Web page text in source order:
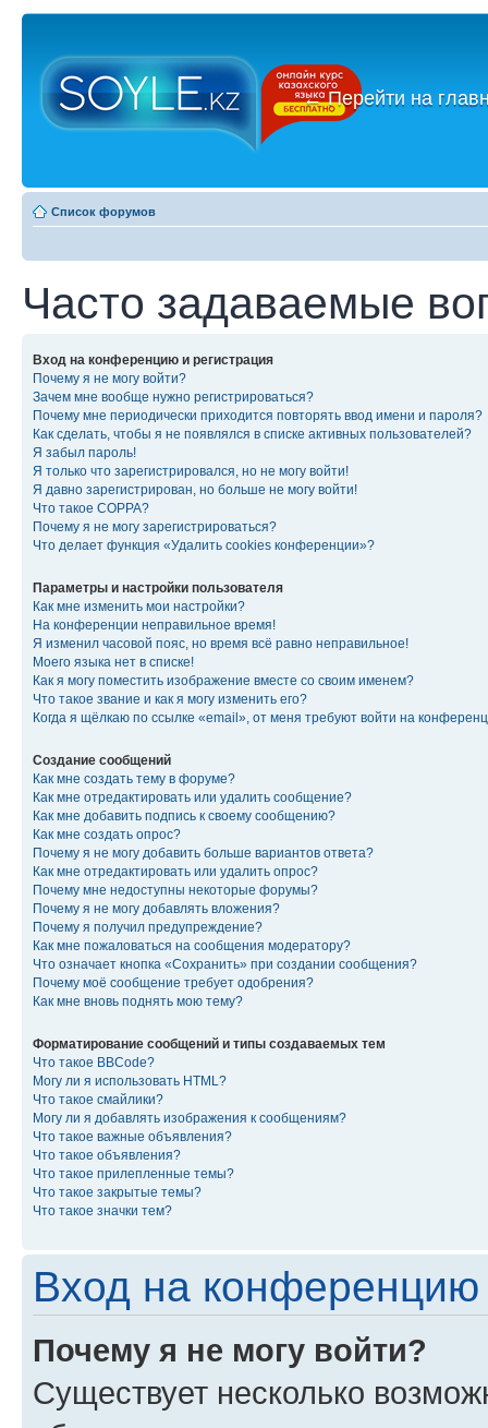
←Перейти на
Список форумов
Часто задаваемые
Вход на конференцию и регистрация
Почему я не могу войти?
Зачем мне вообще нужно регистрироваться?
Почему мне периодически приходится повторять ввод имени и пароля?
Как сделать, чтобы я не появлялся в списке активных пользователей?
Я забыл пароль!
Я только что зарегистрировался, но не могу войти!
Я давно зарегистрирован, но больше не могу войти!
Что такое COPPA?
Почему я не могу зарегистрироваться?
Что делает функция «Удалить cookies конференции»?
Параметры и настройки пользователя
Как мне изменить мои настройки?
На конференции неправильное время!
Я изменил часовой пояс, но время всё равно неправильное!
Моего языка нет в списке!
Как я могу поместить изображение вместе со своим именем?
Что такое звание и как я могу изменить его?
Когда я щёлкаю по ссылке «email», от меня требуют войти на
Создание сообщений
Как мне создать тему в форуме?
Как мне отредактировать или удалить сообщение?
Как мне добавить подпись к своему сообщению?
Как мне создать опрос?
Почему я не могу добавить больше вариантов ответа?
Как мне отредактировать или удалить опрос?
Почему мне недоступны некоторые форумы?
Почему я не могу добавлять вложения?
Почему я получил предупреждение?
Как мне пожаловаться на сообщения модератору?
Что означает кнопка «Сохранить» при создании сообщения?
Почему моё сообщение требует одобрения?
Как мне вновь поднять мою тему?
Форматирование сообщений и типы создаваемых тем
Что такое BBCode?
Могу ли я использовать HTML?
Что такое смайлики?
Могу ли я добавлять изображения к сообщениям?
Что такое важные объявления?
Что такое объявления?
Что такое прилепленные темы?
Что такое закрытые темы?
Что такое значки тем?
Вход на конференцию
Почему я не могу войти?
Существует несколько